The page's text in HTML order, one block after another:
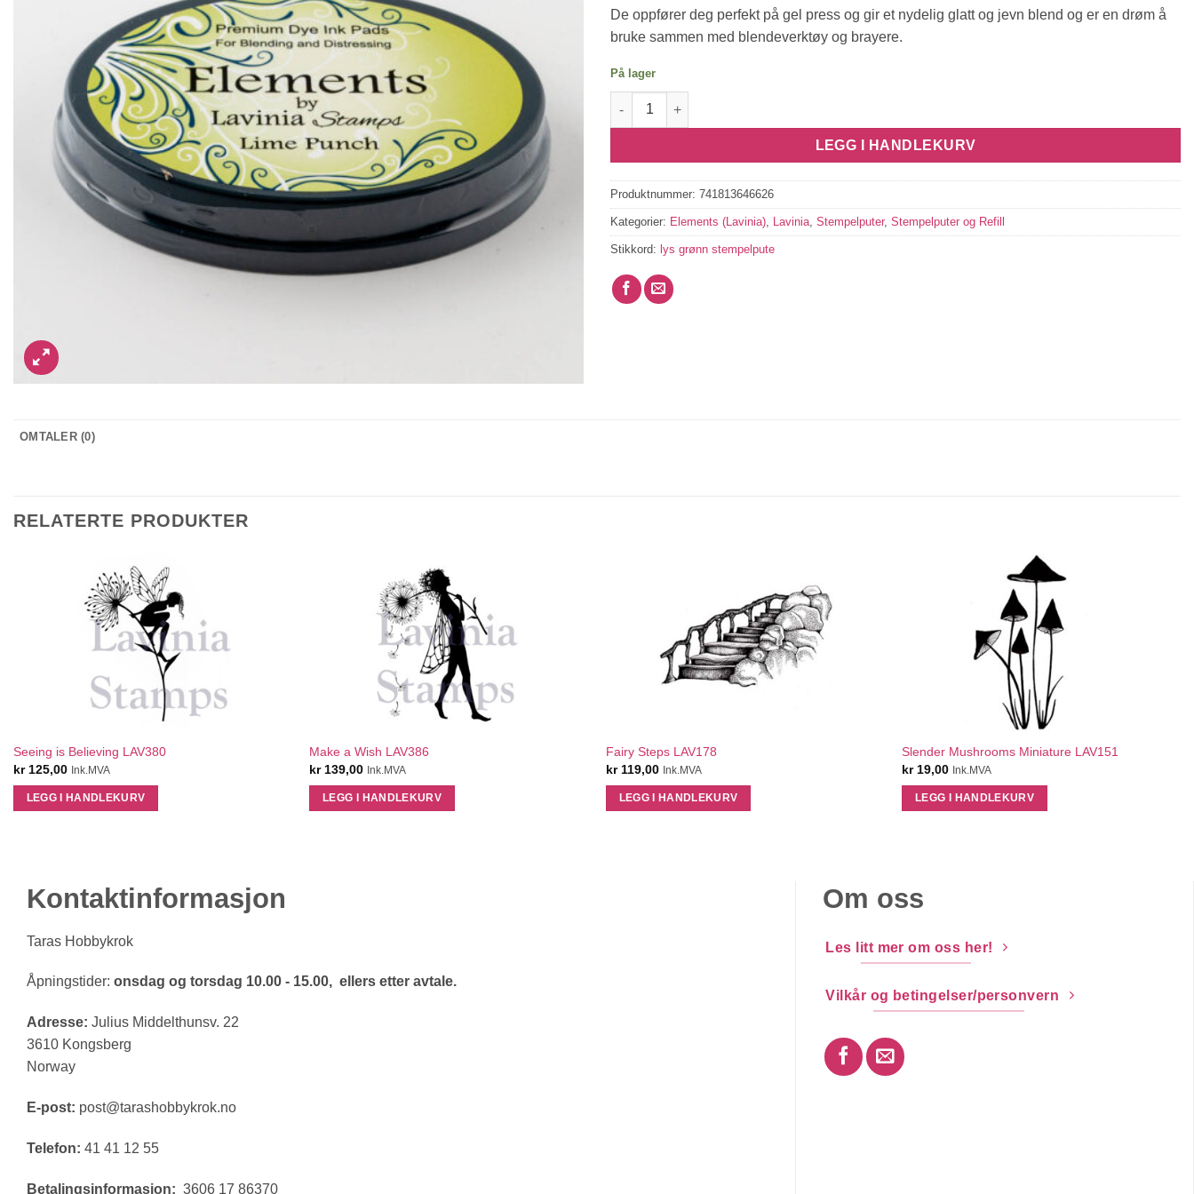
De oppfører deg perfekt på gel press og gir et nydelig glatt og jevn blend og er en drøm å
bruke sammen med blendeverktøy og brayere.
På lager
Elements Premium Dye Ink - Lime Punch antall
LEGG I HANDLEKURV
Produktnummer: 741813646626
Kategorier: Elements (Lavinia), Lavinia, Stempelputer, Stempelputer og Refill
Stikkord: lys grønn stempelpute
OMTALER (0)
RELATERTE PRODUKTER
QUICK VIEW
Seeing is Believing LAV380
kr125,00 Ink.MVA
LEGG I HANDLEKURV
QUICK VIEW
Make a Wish LAV386
kr139,00 Ink.MVA
LEGG I HANDLEKURV
QUICK VIEW
Fairy Steps LAV178
kr119,00 Ink.MVA
LEGG I HANDLEKURV
QUICK VIEW
Slender Mushrooms Miniature LAV151
kr19,00 Ink.MVA
LEGG I HANDLEKURV
Kontaktinformasjon
Taras Hobbykrok
Åpningstider: onsdag og torsdag 10.00 - 15.00, ellers etter avtale.
Adresse: Julius Middelthunsv. 22
3610 Kongsberg
Norway
E-post: post@tarashobbykrok.no
Telefon: 41 41 12 55
Betalingsinformasjon: 3606 17 86370
Om oss
Les litt mer om oss her!
Vilkår og betingelser/personvern